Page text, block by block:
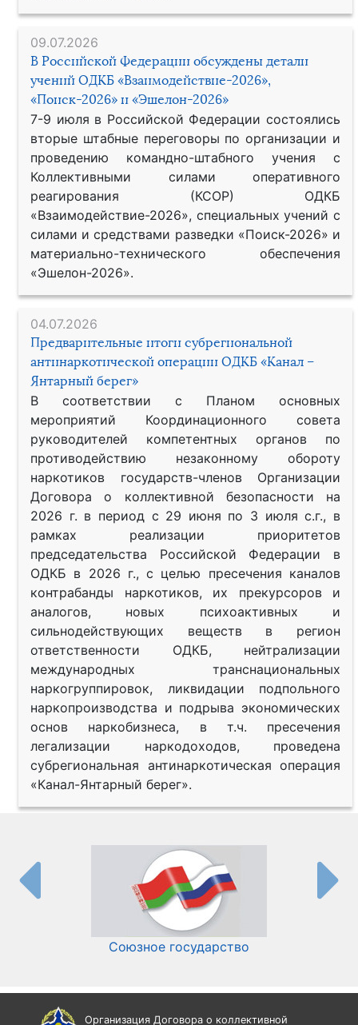
09.07.2026
В Российской Федерации обсуждены детали
учений ОДКБ «Взаимодействие-2026»,
«Поиск-2026» и «Эшелон-2026»
7-9 июля в Российской Федерации состоялись
вторые штабные переговоры по организации и
проведению командно-штабного учения с
Коллективными силами оперативного
реагирования (КСОР) ОДКБ
«Взаимодействие-2026», специальных учений с
силами и средствами разведки «Поиск-2026» и
материально-технического обеспечения
«Эшелон-2026».
04.07.2026
Предварительные итоги субрегиональной
антинаркотической операции ОДКБ «Канал –
Янтарный берег»
В соответствии с Планом основных
мероприятий Координационного совета
руководителей компетентных органов по
противодействию незаконному обороту
наркотиков государств-членов Организации
Договора о коллективной безопасности на
2026 г. в период с 29 июня по 3 июля с.г., в
рамках реализации приоритетов
председательства Российской Федерации в
ОДКБ в 2026 г., с целью пресечения каналов
контрабанды наркотиков, их прекурсоров и
аналогов, новых психоактивных и
сильнодействующих веществ в регион
ответственности ОДКБ, нейтрализации
международных транснациональных
наркогруппировок, ликвидации подпольного
наркопроизводства и подрыва экономических
основ наркобизнеса, в т.ч. пресечения
легализации наркодоходов, проведена
субрегиональная антинаркотическая операция
«Канал-Янтарный берег».
Союзное государство
Организация Договора о коллективной